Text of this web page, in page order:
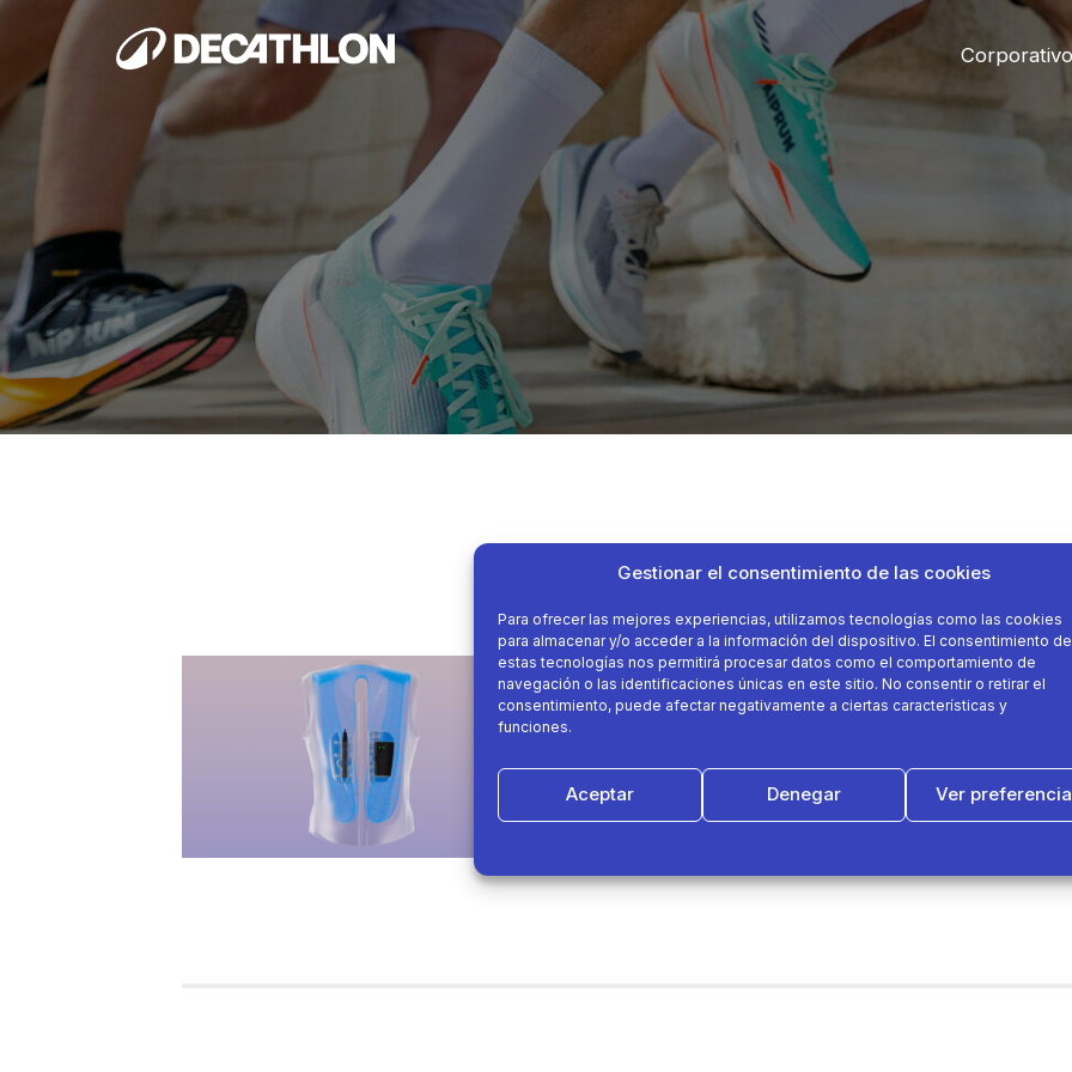
Gestionar el consentimiento de las cookies
Para ofrecer las mejores experiencias, utilizamos tecnologías como las cookies
para almacenar y/o acceder a la información del dispositivo. El consentimiento de
estas tecnologías nos permitirá procesar datos como el comportamiento de
navegación o las identificaciones únicas en este sitio. No consentir o retirar el
consentimiento, puede afectar negativamente a ciertas características y
funciones.
Aceptar Denegar Ver
Corporativo